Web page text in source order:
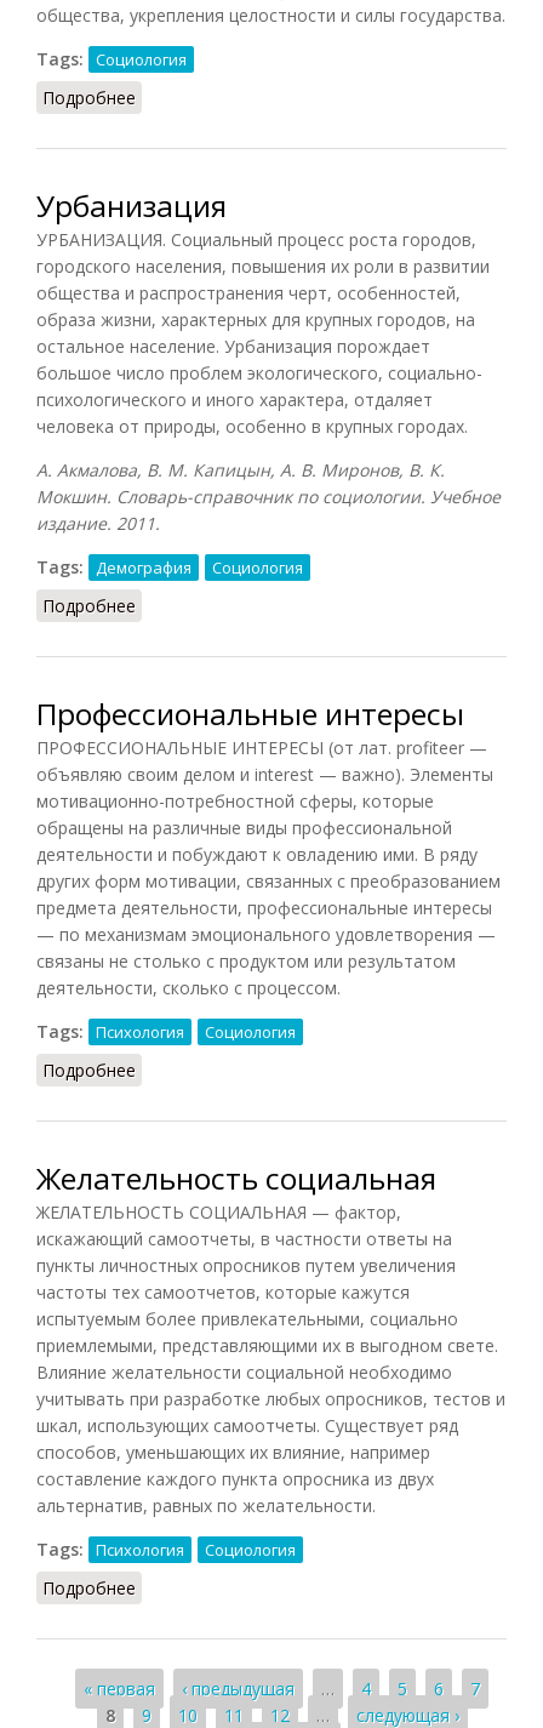
общества, укрепления целостности и силы государства.
Tags:
Социология
Подробнее
Урбанизация
УРБАНИЗАЦИЯ. Социальный процесс роста городов,
городского населения, повышения их роли в развитии
общества и распространения черт, особенностей,
образа жизни, характерных для крупных городов, на
остальное население. Урбанизация порождает
большое число проблем экологического, социально-
психологического и иного характера, отдаляет
человека от природы, особенно в крупных городах.
А. Акмалова, В. М. Капицын, А. В. Миронов, В. К.
Мокшин. Словарь-справочник по социологии. Учебное
издание. 2011.
Tags:
Демография Социология
Подробнее
Профессиональные интересы
ПРОФЕССИОНАЛЬНЫЕ ИНТЕРЕСЫ (от лат. profiteer —
объявляю своим делом и interest — важно). Элементы
мотивационно-потребностной сферы, которые
обращены на различные виды профессиональной
деятельности и побуждают к овладению ими. В ряду
других форм мотивации, связанных с преобразованием
предмета деятельности, профессиональные интересы
— по механизмам эмоционального удовлетворения —
связаны не столько с продуктом или результатом
деятельности, сколько с процессом.
Tags:
Психология Социология
Подробнее
Желательность социальная
ЖЕЛАТЕЛЬНОСТЬ СОЦИАЛЬНАЯ — фактор,
искажающий самоотчеты, в частности ответы на
пункты личностных опросников путем увеличения
частоты тех самоотчетов, которые кажутся
испытуемым более привлекательными, социально
приемлемыми, представляющими их в выгодном свете.
Влияние желательности социальной необходимо
учитывать при разработке любых опросников, тестов и
шкал, использующих самоотчеты. Существует ряд
способов, уменьшающих их влияние, например
составление каждого пункта опросника из двух
альтернатив, равных по желательности.
Tags:
Психология Социология
Подробнее
Страницы
« первая ‹ предыдущая … 4 5 6
7
8
9 10 11 12 …
следующая ›